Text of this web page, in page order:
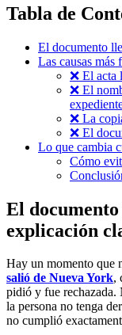
Tabla de
El documento
Las causas más
❌ El acta
❌ El
❌ La
❌ El
Lo que cambia
Cómo
El
explicación
Hay un momento que
salió de Nueva York,
pidió y fue rechazada.
la persona no tenga
no cumplió